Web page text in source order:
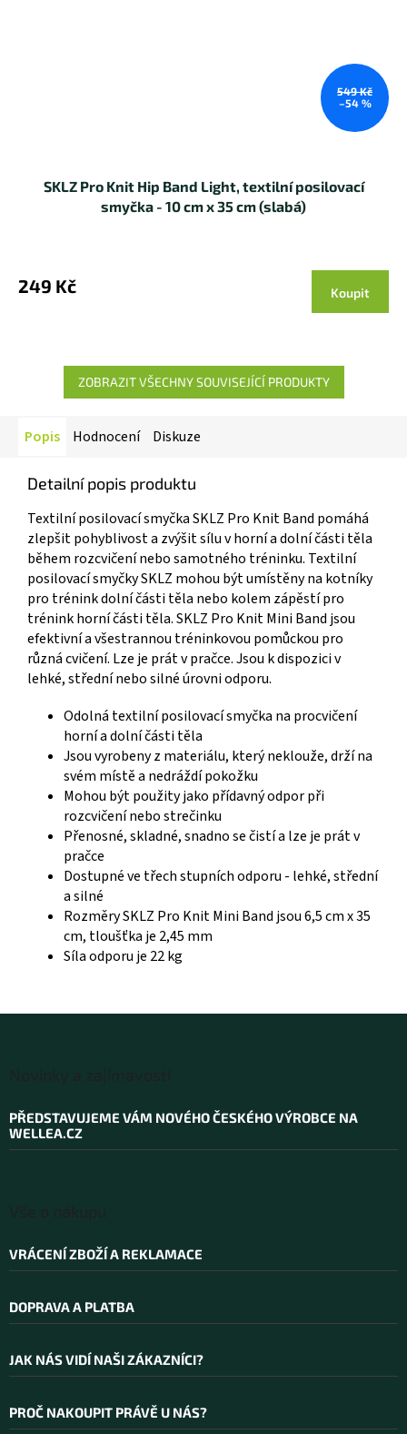
549 Kč
–54 %
SKLZ Pro Knit Hip Band Light, textilní posilovací
smyčka - 10 cm x 35 cm (slabá)
249 Kč Koupit
ZOBRAZIT VŠECHNY SOUVISEJÍCÍ PRODUKTY
Popis Hodnocení Diskuze
Detailní popis produktu
Textilní posilovací smyčka SKLZ Pro Knit Band pomáhá
zlepšit pohyblivost a zvýšit sílu v horní a dolní části těla
během rozcvičení nebo samotného tréninku. Textilní
posilovací smyčky SKLZ mohou být umístěny na kotníky
pro trénink dolní části těla nebo kolem zápěstí pro
trénink horní části těla. SKLZ Pro Knit Mini Band jsou
efektivní a všestrannou tréninkovou pomůckou pro
různá cvičení. Lze je prát v pračce. Jsou k dispozici v
lehké, střední nebo silné úrovni odporu.
Odolná textilní posilovací smyčka na procvičení
horní a dolní části těla
Jsou vyrobeny z materiálu, který neklouže, drží na
svém místě a nedráždí pokožku
Mohou být použity jako přídavný odpor při
rozcvičení nebo strečinku
Přenosné, skladné, snadno se čistí a lze je prát v
pračce
Dostupné ve třech stupních odporu - lehké, střední
a silné
Rozměry SKLZ Pro Knit Mini Band jsou 6,5 cm x 35
cm, tloušťka je 2,45 mm
Síla odporu je 22 kg
PŘEDSTAVUJEME VÁM NOVÉHO ČESKÉHO VÝROBCE NA
WELLEA.CZ
VRÁCENÍ ZBOŽÍ A REKLAMACE
DOPRAVA A PLATBA
JAK NÁS VIDÍ NAŠI ZÁKAZNÍCI?
PROČ NAKOUPIT PRÁVĚ U NÁS?